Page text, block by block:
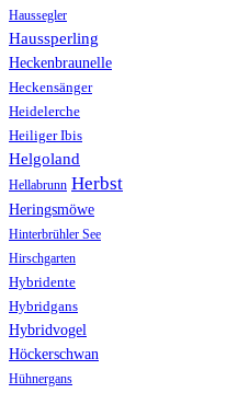
Haussegler
Haussperling
Heckenbraunelle
Heckensänger
Heidelerche
Heiliger Ibis
Helgoland
Hellabrunn Herbst
Heringsmöwe
Hinterbrühler See
Hirschgarten
Hybridente
Hybridgans
Hybridvogel
Höckerschwan
Hühnergans